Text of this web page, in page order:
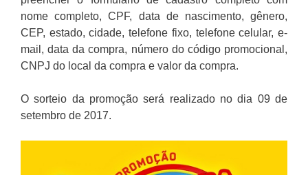
nome completo, CPF, data de nascimento, gênero,
CEP, estado, cidade, telefone fixo, telefone celular, e-
mail, data da compra, número do código promocional,
CNPJ do local da compra e valor da compra.
O sorteio da promoção será realizado no dia 09 de
setembro de 2017.